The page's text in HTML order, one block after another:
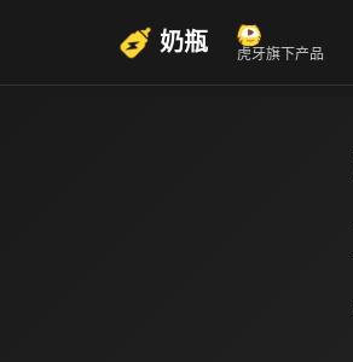
奶瓶 虎牙旗下产品